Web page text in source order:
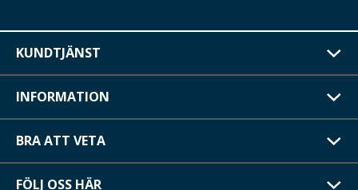
KUNDTJÄNST
INFORMATION
BRA ATT VETA
FÖLJ OSS HÄR